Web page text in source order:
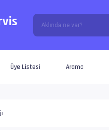
Üye Listesi Arama